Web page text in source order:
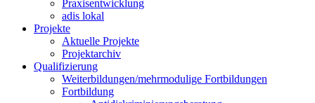
Praxisentwicklung
adis lokal
Projekte
Aktuelle Projekte
Projektarchiv
Qualifizierung
Weiterbildungen/mehrmodulige Fortbildungen
Fortbildung